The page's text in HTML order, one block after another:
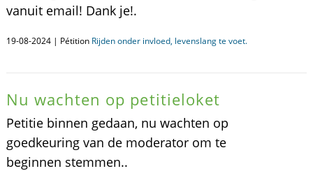
vanuit email! Dank je!.
19-08-2024 | Pétition Rijden onder invloed, levenslang te voet.
Nu wachten op petitieloket
Petitie binnen gedaan, nu wachten op
goedkeuring van de moderator om te
beginnen stemmen..